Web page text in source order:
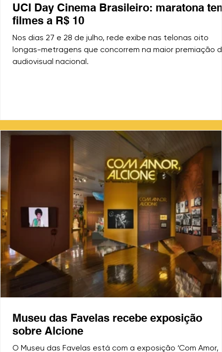
UCI Day Cinema Brasileiro: maratona
filmes a R$ 10
Nos dias 27 e 28 de julho, rede exibe nas telonas oito
longas-metragens que concorrem na maior premiação
audiovisual nacional.
Museu das Favelas recebe exposição
sobre Alcione
O Museu das Favelas está com a exposição ‘Com Amor,